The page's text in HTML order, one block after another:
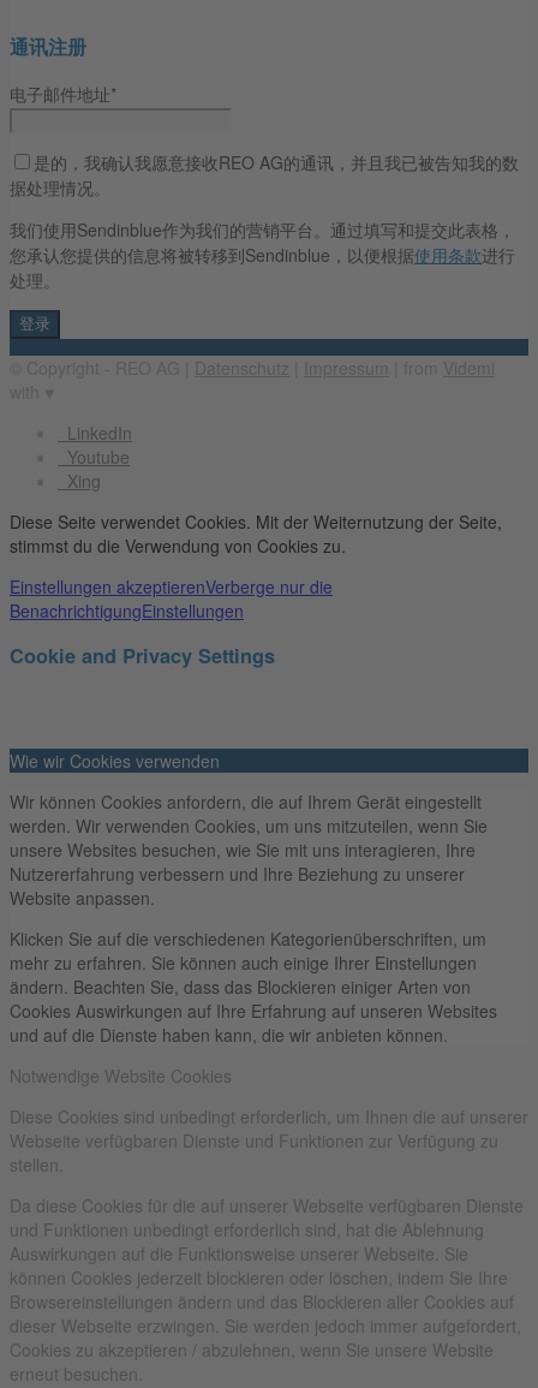
通讯注册
电子邮件地址*
是的，我确认我愿意接收REO AG的通讯，并且我已被告知我的数
据处理情况。
我们使用Sendinblue作为我们的营销平台。通过填写和提交此表格，
您承认您提供的信息将被转移到Sendinblue，以便根据使用条款进行
处理。
Datenschutz Impressum
Videmi
LinkedIn
Youtube
Xing
Diese Seite verwendet Cookies. Mit der Weiternutzung der Seite,
stimmst du die Verwendung von Cookies zu.
Einstellungen akzeptierenVerberge nur die
BenachrichtigungEinstellungen
Cookie and Privacy Settings
Wie wir Cookies verwenden
Wir können Cookies anfordern, die auf Ihrem Gerät eingestellt
werden. Wir verwenden Cookies, um uns mitzuteilen, wenn Sie
unsere Websites besuchen, wie Sie mit uns interagieren, Ihre
Nutzererfahrung verbessern und Ihre Beziehung zu unserer
Website anpassen.
Klicken Sie auf die verschiedenen Kategorienüberschriften, um
mehr zu erfahren. Sie können auch einige Ihrer Einstellungen
ändern. Beachten Sie, dass das Blockieren einiger Arten von
Cookies Auswirkungen auf Ihre Erfahrung auf unseren Websites
und auf die Dienste haben kann, die wir anbieten können.
Notwendige Website Cookies
Diese Cookies sind unbedingt erforderlich, um Ihnen die auf unserer
Webseite verfügbaren Dienste und Funktionen zur Verfügung zu
stellen.
Da diese Cookies für die auf unserer Webseite verfügbaren Dienste
und Funktionen unbedingt erforderlich sind, hat die Ablehnung
Auswirkungen auf die Funktionsweise unserer Webseite. Sie
können Cookies jederzeit blockieren oder löschen, indem Sie Ihre
Browsereinstellungen ändern und das Blockieren aller Cookies auf
dieser Webseite erzwingen. Sie werden jedoch immer aufgefordert,
Cookies zu akzeptieren / abzulehnen, wenn Sie unsere Website
erneut besuchen.